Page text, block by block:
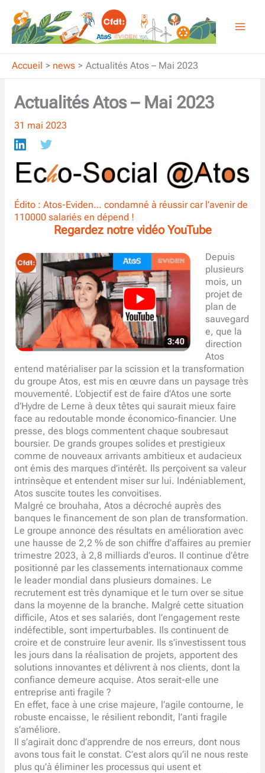
contenu
Accueil news Actualités Atos – Mai 2023
Actualités Atos – Mai 2023
31 mai 2023
Édito : Atos-Eviden… condamné à réussir car l’avenir de
110000 salariés en dépend !
Regardez notre vidéo YouTube
Depuis
plusieurs
mois, un
projet de
plan de
sauvegard
e, que la
direction
Atos
entend matérialiser par la scission et la transformation
du groupe Atos, est mis en œuvre dans un paysage très
mouvementé. L’objectif est de faire d’Atos une sorte
d’Hydre de Lerne à deux têtes qui saurait mieux faire
face au redoutable monde économico-financier. Une
presse, des blogs commentent chaque soubresaut
boursier. De grands groupes solides et prestigieux
comme de nouveaux arrivants ambitieux et audacieux
ont émis des marques d’intérêt. Ils perçoivent sa valeur
intrinsèque et entendent miser sur lui. Indéniablement,
Atos suscite toutes les convoitises.
Malgré ce brouhaha, Atos a décroché auprès des
banques le financement de son plan de transformation.
Le groupe annonce des résultats en amélioration avec
une hausse de 2,2 % de son chiffre d’affaires au premier
trimestre 2023, à 2,8 milliards d’euros. Il continue d’être
positionné par les classements internationaux comme
le leader mondial dans plusieurs domaines. Le
recrutement est très dynamique et le turn over se situe
dans la moyenne de la branche. Malgré cette situation
difficile, Atos et ses salariés, dont l’engagement reste
indéfectible, sont imperturbables. Ils continuent de
croire et de construire leur avenir. Ils s’investissent tous
les jours dans la réalisation de projets, apportent des
solutions innovantes et délivrent à nos clients, dont la
confiance demeure acquise. Atos serait-elle une
entreprise anti fragile ?
En effet, face à une crise majeure, l’agile contourne, le
robuste encaisse, le résilient rebondit, l’anti fragile
s’améliore.
Il s’agirait donc d’apprendre de nos erreurs, dont nous
avons tous fait le constat. C’est alors qu’il ne nous reste
plus qu’à éliminer les processus qui usent et